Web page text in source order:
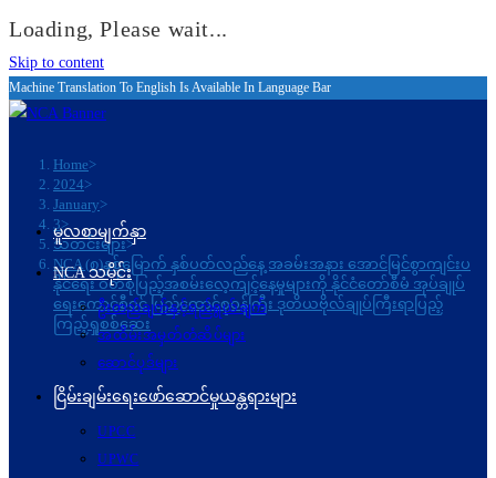
Loading, Please wait...
Skip to content
Machine Translation To English Is Available In Language Bar
Home>
2024>
January>
3>
သတင်းများ>
NCA (၈)နှစ်မြောက် နှစ်ပတ်လည်နေ့ အခမ်းအနား အောင်မြင်စွာကျင်းပ
နိုင်ရေး ဝတ်စုံပြည့်အစမ်းလေ့ကျင့်နေမှုများကို နိုင်ငံတော်စီမံ အုပ်ချုပ်
ရေးကောင်စီဝင် ပြည်ထောင်စုဝန်ကြီး ဒုတိယဗိုလ်ချုပ်ကြီးရာပြည့်
ကြည့်ရှုစစ်ဆေး
မူလစာမျက်နှာ
NCA သမိုင်း
ဦးတည်ချက်နှင့်ရည်ရွယ်ချက်
အထိမ်းအမှတ်တံဆိပ်များ
ဆောင်ပုဒ်များ
ငြိမ်းချမ်းရေးဖော်‌ဆောင်မှုယန္တရားများ
UPCC
UPWC